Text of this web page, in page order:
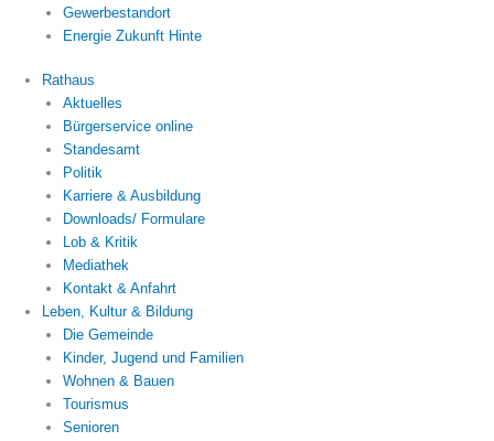
Gewerbestandort
Energie Zukunft Hinte
Rathaus
Aktuelles
Bürgerservice online
Standesamt
Politik
Karriere & Ausbildung
Downloads/ Formulare
Lob & Kritik
Mediathek
Kontakt & Anfahrt
Leben, Kultur & Bildung
Die Gemeinde
Kinder, Jugend und Familien
Wohnen & Bauen
Tourismus
Senioren